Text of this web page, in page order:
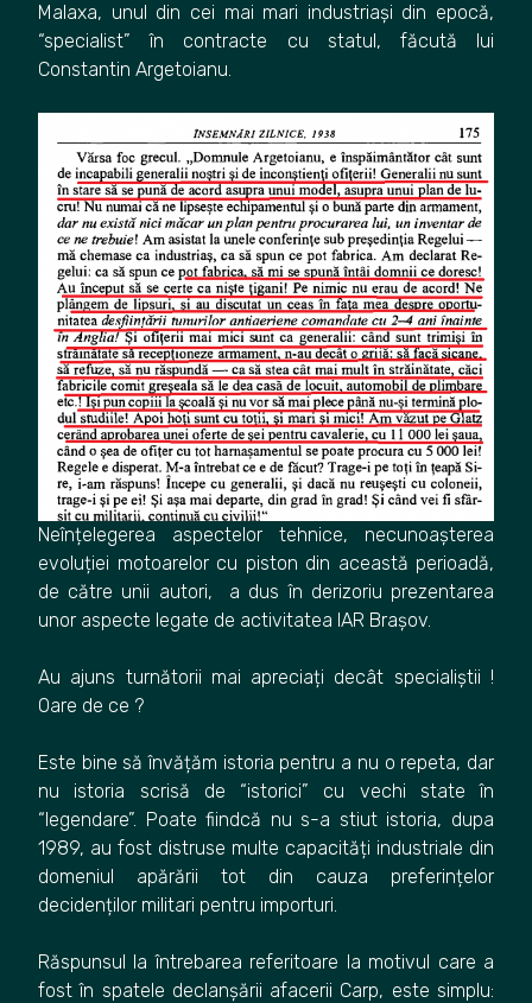
Malaxa, unul din cei mai mari industriași din epocă,
“specialist” în contracte cu statul, făcută lui
Constantin Argetoianu.
Neînțelegerea aspectelor tehnice, necunoașterea
evoluției motoarelor cu piston din această perioadă,
de către unii autori, a dus în derizoriu prezentarea
unor aspecte legate de activitatea IAR Brașov.
Au ajuns turnătorii mai apreciați decât specialiștii !
Oare de ce ?
Este bine să învățăm istoria pentru a nu o repeta, dar
nu istoria scrisă de “istorici” cu vechi state în
“legendare”. Poate fiindcă nu s-a stiut istoria, dupa
1989, au fost distruse multe capacități industriale din
domeniul apărării tot din cauza preferințelor
decidenților militari pentru importuri.
Răspunsul la întrebarea referitoare la motivul care a
fost în spatele declanșării afacerii Carp, este simplu: